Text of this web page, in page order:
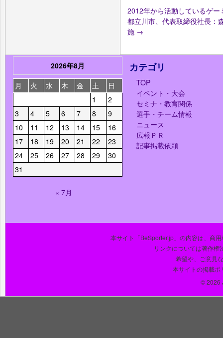
2012年から活動しているゲ
都立川市、代表取締役社長：
施 →
2026年8月
月
火 水 木 金 土
日
1
2
3
4 5 6 7 8
9
10
11 12 13 14 15
16
17
18 19 20 21 22
23
24
25 26 27 28 29
30
31
« 7月
カテゴリ
TOP
イベント・大会
セミナ・教育関係
選手・チーム情報
ニュース
広報ＰＲ
記事掲載依頼
本サイト「BeSporter.jp」の内容は、商
リンクについては著作権
希望や、ご意見
本サイトの掲載ポ
© 2026